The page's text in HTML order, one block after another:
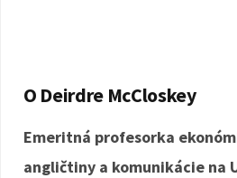
O Deirdre McCloskey
Emeritná profesorka
angličtiny a komunikácie na